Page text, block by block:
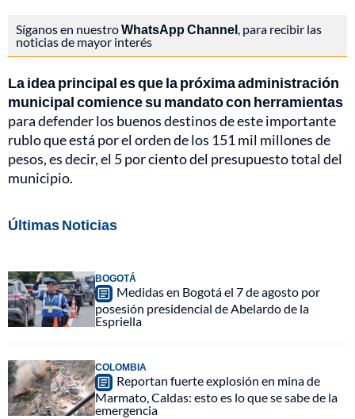
Síganos en nuestroWhatsApp Channel, para recibir las
noticias de mayor interés
La idea principal es que la próxima administración
municipal comience su mandato con herramientas
para defender los buenos destinos de este importante
rublo que está por el orden de los 151 mil millones de
pesos, es decir, el 5 por ciento del presupuesto total del
municipio.
Últimas Noticias
BOGOTÁ
Medidas en Bogotá el 7 de agosto por
posesión presidencial de Abelardo de la
Espriella
COLOMBIA
Reportan fuerte explosión en mina de
Marmato, Caldas: esto es lo que se sabe de la
emergencia